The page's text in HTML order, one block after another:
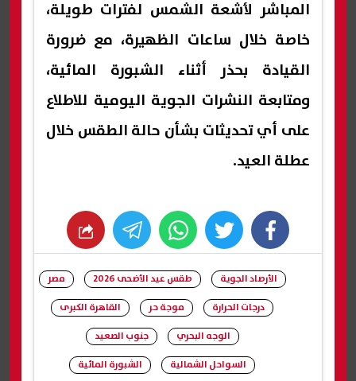
المباشر لأشعة الشمس لفترات طويلة،
خاصة خلال ساعات الظهيرة، مع ضرورة
القيادة بحذر أثناء الشبورة المائية،
ومتابعة النشرات الجوية اليومية للاطلاع
على أي تحديثات بشأن حالة الطقس خلال
عطلة العيد.
facebook
twitter
whats
الأرصاد الجوية طقس عيد الأضحى 2026
مصر
درجات الحرارة
موجة حر
القاهرة الكبرى
الوجه البحري
جنوب الصعيد
السواحل الشمالية
الشبورة المائية